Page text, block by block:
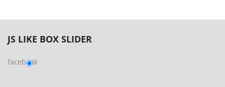
JS LIKE BOX SLIDER
facebook